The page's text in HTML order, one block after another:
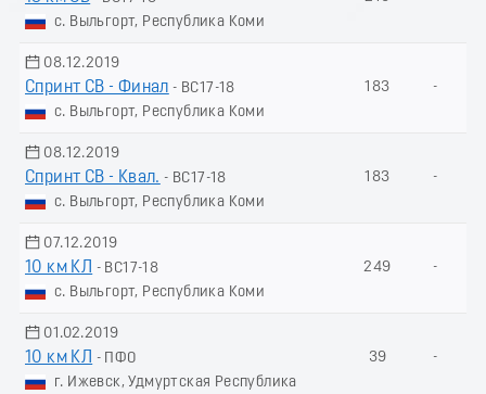
с. Выльгорт, Республика Коми
08.12.2019
Спринт СВ - Финал - ВС17-18
с. Выльгорт, Республика Коми
183 -
08.12.2019
Спринт СВ - Квал. - ВС17-18
с. Выльгорт, Республика Коми
183 -
07.12.2019
10 км КЛ
- ВС17-18
с. Выльгорт, Республика Коми
249 -
01.02.2019
10 км КЛ
- ПФО
г. Ижевск, Удмуртская Республика
39 -